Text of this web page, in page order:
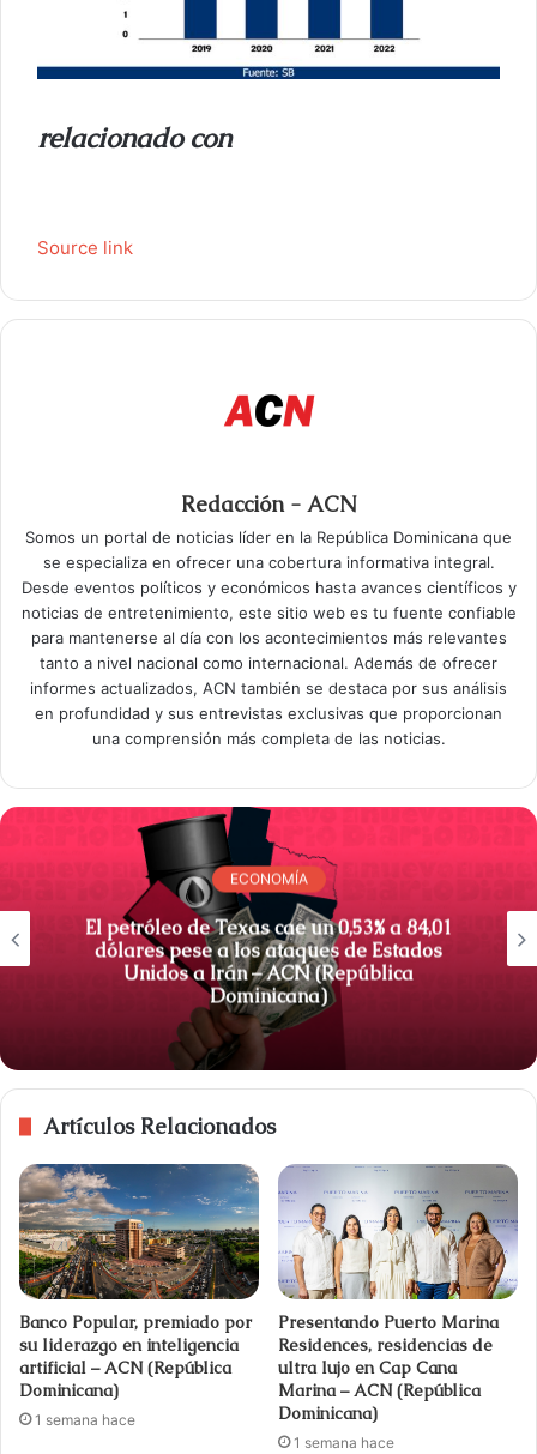
relacionado con
Source link
Redacción - ACN
Somos un portal de noticias líder en la República Dominicana que
se especializa en ofrecer una cobertura informativa integral.
Desde eventos políticos y económicos hasta avances científicos y
noticias de entretenimiento, este sitio web es tu fuente confiable
para mantenerse al día con los acontecimientos más relevantes
tanto a nivel nacional como internacional. Además de ofrecer
informes actualizados, ACN también se destaca por sus análisis
en profundidad y sus entrevistas exclusivas que proporcionan
una comprensión más completa de las noticias.
ECONOMÍA
El petróleo de Texas cae un 0,53% a 84,01
dólares pese a los ataques de Estados
Unidos a Irán – ACN (República
Dominicana)
Artículos Relacionados
Banco Popular, premiado por
su liderazgo en inteligencia
artificial – ACN (República
Dominicana)
1 semana hace
Presentando Puerto Marina
Residences, residencias de
ultra lujo en Cap Cana
Marina – ACN (República
Dominicana)
1 semana hace